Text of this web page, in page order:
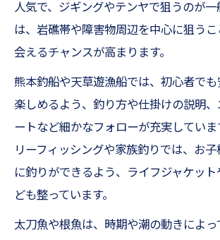
人気で、ジギングやテンヤで狙うのが一
は、岩礁帯や障害物周辺を中心に狙う
会えるチャンスが高まります。
熊本釣船や天草遊漁船では、初心者で
楽しめるよう、釣り方や仕掛けの説明
ートなど細かなフォローが充実していま
リーフィッシングや家族釣りでは、お
に釣りができるよう、ライフジャケッ
ども整っています。
太刀魚や根魚は、時期や潮の動きによ